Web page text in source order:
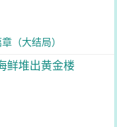
（大结局）
鲜堆出黄金楼